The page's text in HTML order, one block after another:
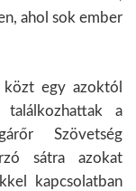
ahol sok ember
egy azoktól
a
Szövetség
sátra azokat
kapcsolatban